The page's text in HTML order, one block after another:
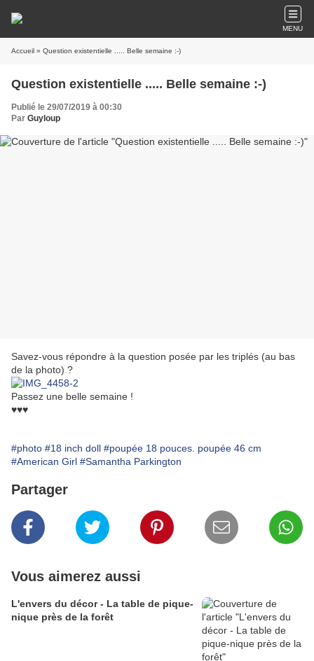
MENU
Accueil » Question existentielle ..... Belle semaine :-)
Question existentielle ..... Belle semaine :-)
Publié le 29/07/2019 à 00:30
Par Guyloup
Savez-vous répondre à la question posée par les triplés (au bas
de la photo) ?
Passez une belle semaine !
♥♥♥
#photo #18 inch doll #poupée 18 pouces. poupée 46 cm
#American Girl #Samantha Parkington
Partager
Vous aimerez aussi
L'envers du décor - La table de pique-
nique près de la forêt